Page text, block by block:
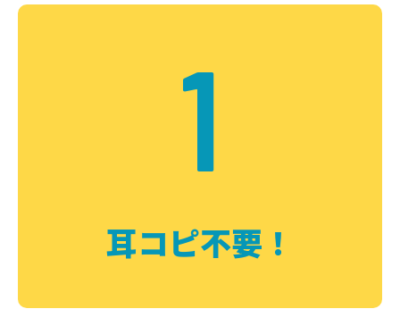
1
耳コピ不要！